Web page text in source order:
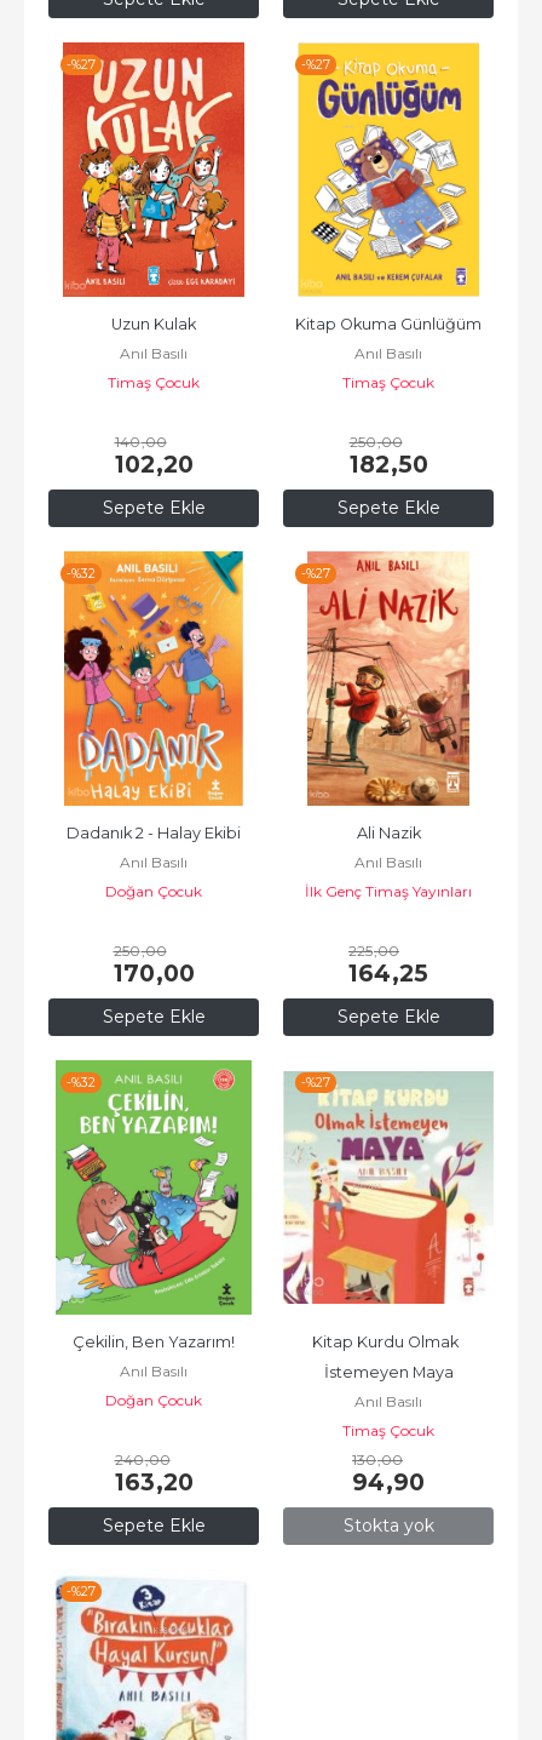
-%27
Sepete Ekle
Uzun Kulak
Anıl Basılı
Timaş Çocuk
140,00
102,20
-%27
Sepete Ekle
Kitap Okuma Günlüğüm
Anıl Basılı
Timaş Çocuk
250,00
182,50
-%32
Sepete Ekle
Dadanık 2 - Halay Ekibi
Anıl Basılı
Doğan Çocuk
250,00
170,00
-%27
Sepete Ekle
Ali Nazik
Anıl Basılı
İlk Genç Timaş Yayınları
225,00
164,25
-%32
Sepete Ekle
Çekilin, Ben Yazarım!
Anıl Basılı
Doğan Çocuk
240,00
163,20
-%27
Stokta yok
Kitap Kurdu Olmak
İstemeyen Maya
Anıl Basılı
Timaş Çocuk
130,00
94,90
-%27